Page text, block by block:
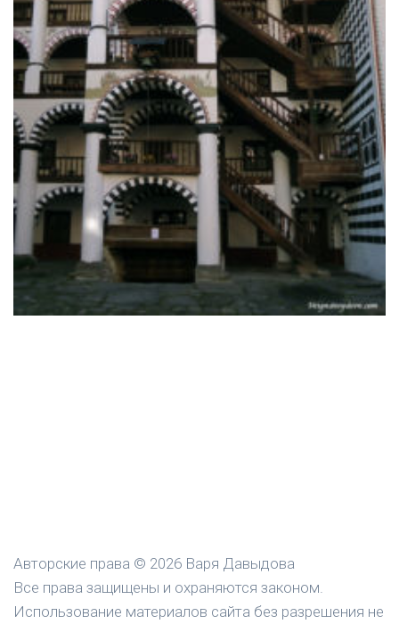
Авторские права © 2026 Варя Давыдова
Все права защищены и охраняются законом.
Использование материалов сайта без разрешения не